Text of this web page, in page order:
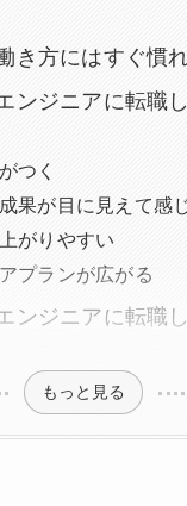
き方にはすぐ慣
ンジニアに転職
つく
果が目に見えて感
がりやすい
プランが広がる
ンジニアに転職
もっと見る